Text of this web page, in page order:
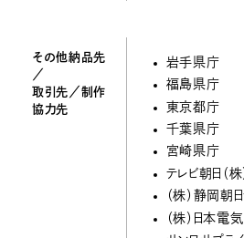
その他納品先
／
取引先／制作
協力先
岩手県庁
福島県庁
東京都庁
千葉県庁
宮崎県庁
テレビ朝日（株
（株）静岡朝
（株）日本電気